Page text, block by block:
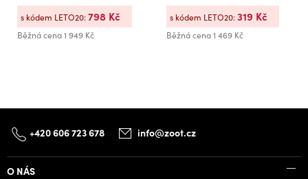
Běžná cena1 949 Kč
s kódem LETO20:798 Kč
Běžná cena1 469 Kč
s kódem LETO20:319 Kč
+420 606 723 678 info@zoot.cz
O NÁS